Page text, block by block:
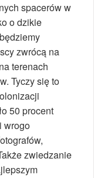
spacerów w
o dzikie
zwrócą na
terenach
Tyczy się to
50 procent
wrogo
zwiedzanie